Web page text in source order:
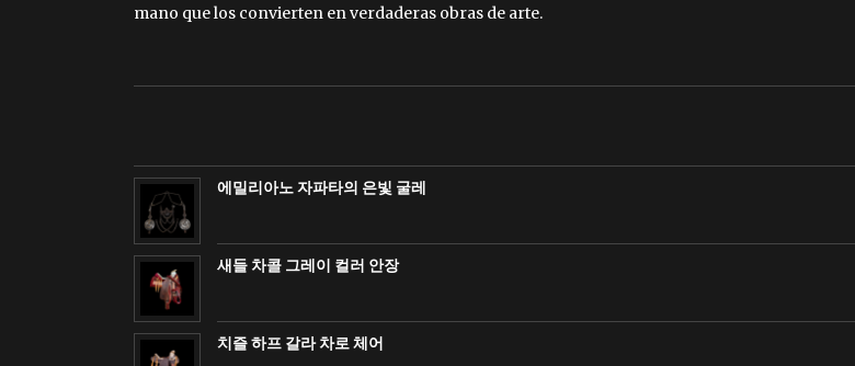
mano que los convierten en verdaderas obras de arte.
에밀리아노 자파타의 은빛 굴레
새들 차콜 그레이 컬러 안장
치즐 하프 갈라 차로 체어